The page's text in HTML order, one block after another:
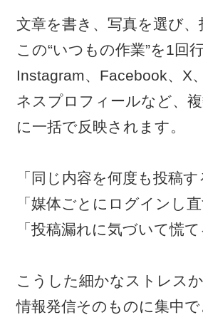
文章を書き、写真を選び、
この“いつもの作業”を1回
Instagram、Facebook、X
ネスプロフィールなど、
に一括で反映されます。
「同じ内容を何度も投稿す
「媒体ごとにログインし直
「投稿漏れに気づいて慌て
こうした細かなストレスか
情報発信そのものに集中